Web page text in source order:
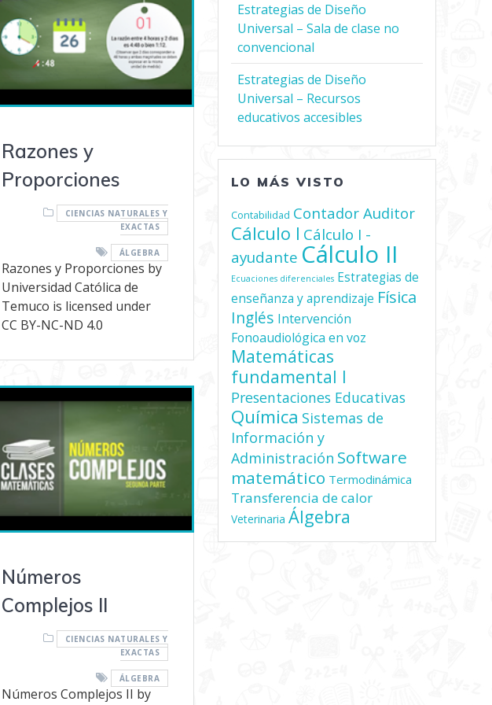
Razones y
Proporciones
CIENCIAS NATURALES Y
EXACTAS
ÁLGEBRA
Razones y Proporciones by
Universidad Católica de
Temuco is licensed under
CC BY-NC-ND 4.0
Números
Complejos II
CIENCIAS NATURALES Y
EXACTAS
ÁLGEBRA
Números Complejos II by
Estrategias de Diseño
Universal – Sala de clase no
convencional
Estrategias de Diseño
Universal – Recursos
educativos accesibles
LO MÁS VISTO
Contabilidad Contador Auditor
Cálculo I Cálculo I -
ayudante Cálculo II
Ecuaciones diferenciales Estrategias de
enseñanza y aprendizaje Física
Inglés Intervención
Fonoaudiológica en voz
Matemáticas
fundamental I
Presentaciones Educativas
Química Sistemas de
Información y
Administración Software
matemático Termodinámica
Transferencia de calor
Veterinaria Álgebra